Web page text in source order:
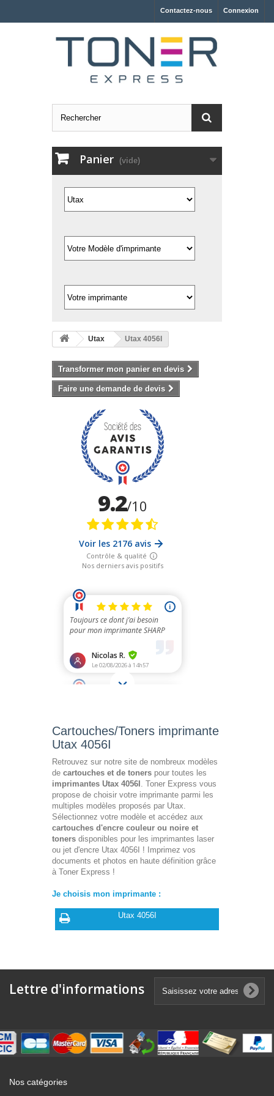
Connexion
Contactez-nous
Panier (vide)
Utax Utax 4056I
Transformer mon panier en devis
Faire une demande de devis
Cartouches/Toners imprimante
Utax 4056I
Retrouvez sur notre site de nombreux modèles
de cartouches et de toners pour toutes les
imprimantes Utax 4056I . Toner Express vous
propose de choisir votre imprimante parmi les
multiples modèles proposés par Utax.
Sélectionnez votre modèle et accédez aux
cartouches d'encre couleur ou noire et
toners disponibles pour les imprimantes laser
ou jet d'encre Utax 4056I ! Imprimez vos
documents et photos en haute définition grâce
à Toner Express !
Je choisis mon imprimante :
Utax 4056I
Lettre d'informations
Nos catégories